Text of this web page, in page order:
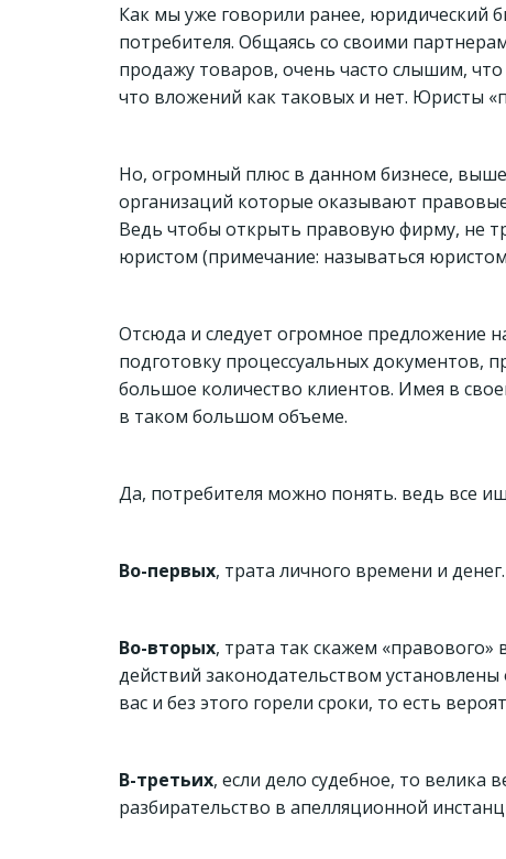
Как мы уже говорили ранее, юридический
потребителя. Общаясь со своими
продажу товаров, очень часто слышим,
что вложений как таковых и нет. Юристы
Но, огромный плюс в данном бизнесе,
организаций которые оказывают правовые
Ведь чтобы открыть правовую фирму, не
юристом (примечание: называться
Отсюда и следует огромное предложение
подготовку процессуальных документов,
большое количество клиентов. Имея в
в таком большом объеме.
Да, потребителя можно понять. ведь все
Во-первых, трата личного времени и денег.
Во-вторых, трата так скажем
действий законодательством
вас и без этого горели сроки, то есть
В-третьих, если дело судебное, то
разбирательство в апелляционной